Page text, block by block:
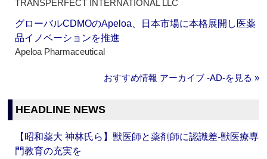
TRANSPERFECT INTERNATIONAL LLC
グローバルCDMOのApeloa、日本市場に本格展開し医薬
品イノベーションを推進
Apeloa Pharmaceutical
おすすめ情報 アーカイブ ‐AD‐を見る »
HEADLINE NEWS
【昭和薬大 神林氏ら】獣医師と薬剤師に認識差‐獣医療専
門教育の充実を